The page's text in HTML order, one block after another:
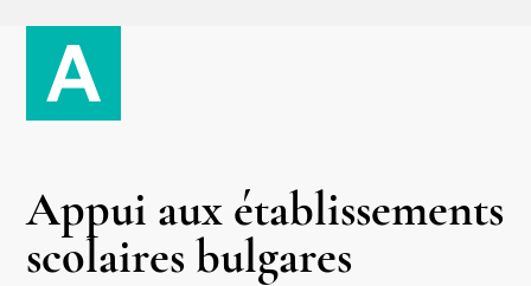
Appui aux établissements
scolaires bulgares